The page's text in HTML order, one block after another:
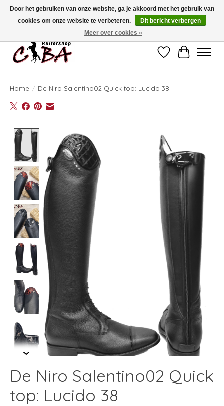
Bij vragen kan u ons contacteren op het nummer 011/60.67.34 ofciba@skynet.be
Ambachtstraat 22 A, 3530 Helchteren
Verlanglijst
Home / De Niro Salentino02 Quick top: Lucido 38
Product image slideshow Items
De Niro Salentino02 Quick
top: Lucido 38
Door het gebruiken van onze website, ga je akkoord met het gebruik van
cookies om onze website te verbeteren.
Dit bericht verbergen
Meer over cookies »